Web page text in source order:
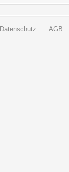
Datenschutz AGB